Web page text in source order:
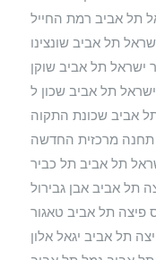
תל אביב רמת החייל
תל אביב שונצינו
ישראל תל אביב שוקן
תל אביב שכון ל
אביב שכונת התקוה
תחנה מרכזית החדשה
תל אביב תל כביר
תל אביב אבן גבירול
פיצה תל אביב טאגור
תל אביב יגאל אלון